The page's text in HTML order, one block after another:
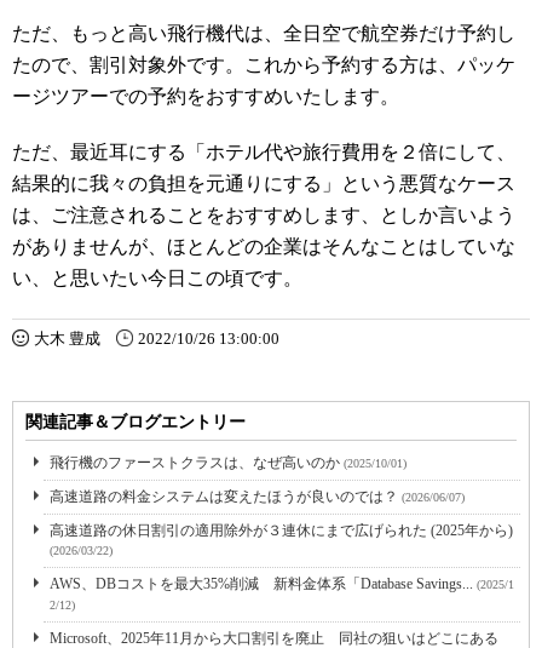
ただ、もっと高い飛行機代は、全日空で航空券だけ予約し
たので、割引対象外です。これから予約する方は、パッケ
ージツアーでの予約をおすすめいたします。
ただ、最近耳にする「ホテル代や旅行費用を２倍にして、
結果的に我々の負担を元通りにする」という悪質なケース
は、ご注意されることをおすすめします、としか言いよう
がありませんが、ほとんどの企業はそんなことはしていな
い、と思いたい今日この頃です。
大木 豊成 2022/10/26 13:00:00
関連記事＆ブログエントリー
飛行機のファーストクラスは、なぜ高いのか (2025/10/01)
高速道路の料金システムは変えたほうが良いのでは？ (2026/06/07)
高速道路の休日割引の適用除外が３連休にまで広げられた (2025年から)
(2026/03/22)
AWS、DBコストを最大35%削減 新料金体系「Database Savings... (2025/1
2/12)
Microsoft、2025年11月から大口割引を廃止 同社の狙いはどこにある